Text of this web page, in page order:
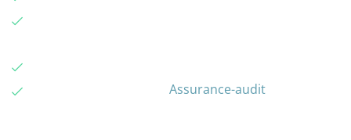
Assurance-audit